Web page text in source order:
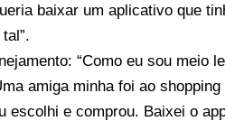
baixar um aplicativo que
“Como eu sou meio
amiga minha foi ao
escolhi e comprou. Baixei o